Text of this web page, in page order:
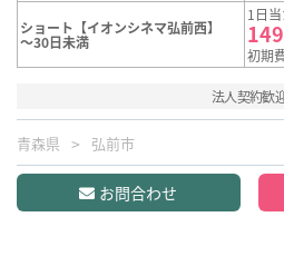
ショート【イオンシネマ弘前西】
～30日未満
1日
初期
法人契約歓
青森県 弘前市
お問合わせ